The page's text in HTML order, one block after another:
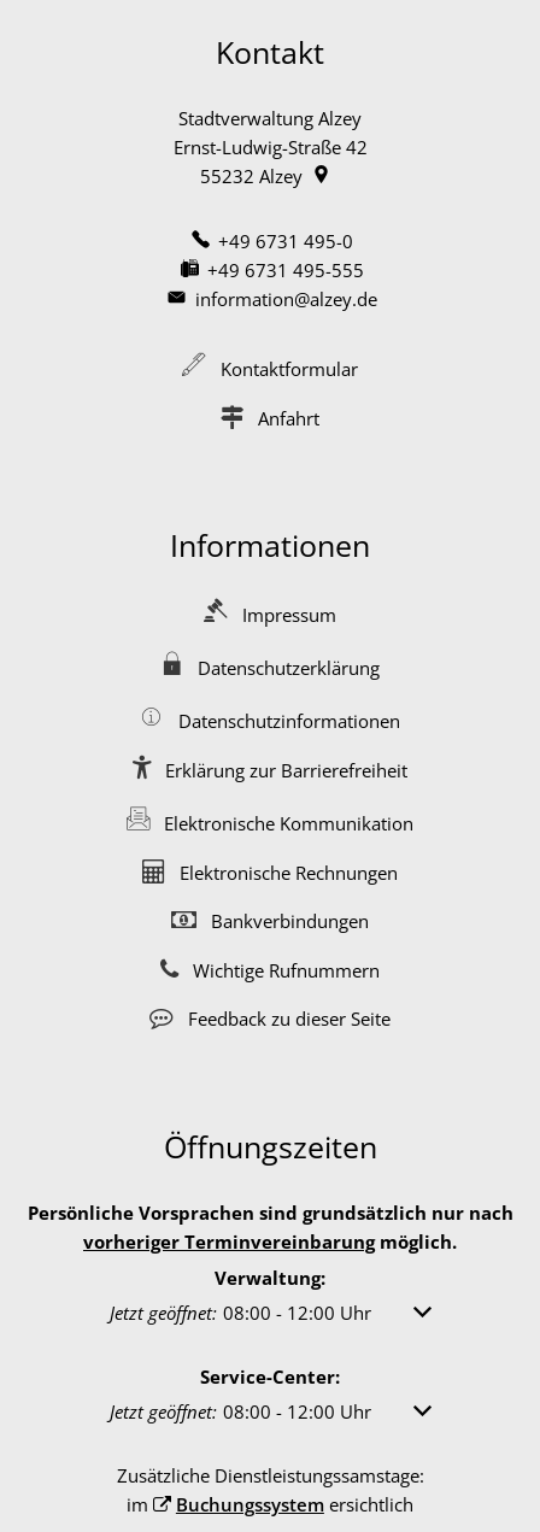
Kontakt
Stadtverwaltung Alzey
Ernst-Ludwig-Straße 42
55232 Alzey
+49 6731 495-0
+49 6731 495-555
information@alzey.de
Kontaktformular
Anfahrt
Informationen
Impressum
Datenschutzerklärung
Datenschutzinformationen
Erklärung zur Barrierefreiheit
Elektronische Kommunikation
Elektronische Rechnungen
Bankverbindungen
Wichtige Rufnummern
Feedback zu dieser Seite
Öffnungszeiten
Persönliche Vorsprachen sind grundsätzlich nur nach
vorheriger Terminvereinbarungmöglich.
Verwaltung:
Klicken, um weitere Öffnungs- oder Schließzeiten
Jetzt geöffnet: 08:00 - 12:00 Uhr Von 08:00 bis
Service-Center:
Klicken, um weitere Öffnungs- oder Schließzeiten
Jetzt geöffnet: 08:00 - 12:00 Uhr Von 08:00 bis
Zusätzliche Dienstleistungssamstage:
im
Buchungssystemersichtlich